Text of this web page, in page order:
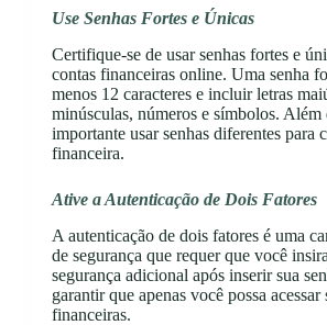
Use Senhas Fortes e Únicas
Certifique-se de usar senhas fortes e
contas financeiras online. Uma senha
menos 12 caracteres e incluir letras
minúsculas, números e símbolos. Além
importante usar senhas diferentes para
financeira.
Ative a Autenticação de Dois Fatores
A autenticação de dois fatores é uma
de segurança que requer que você
segurança adicional após inserir sua
garantir que apenas você possa acessar
financeiras.